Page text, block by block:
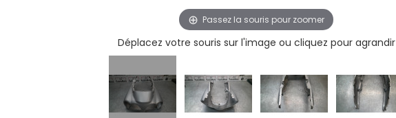
Passez la souris pour zoomer
Déplacez votre souris sur l'image ou cliquez pour agrandir